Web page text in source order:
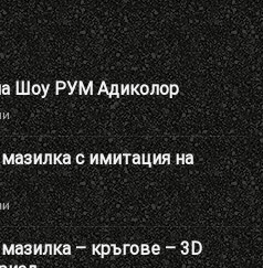
Шоу РУМ Адиколор
за
Ново
брандиране
на
Шоу
РУМ
Адиколор
с имитация на
за
Нова
декоративна
мазилка
– кръгове – 3D